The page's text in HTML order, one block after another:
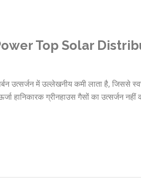
Power Top Solar
उत्सर्जन में उल्लेखनीय कमी लाता है, जिससे
हानिकारक ग्रीनहाउस गैसों का उत्सर्जन नहीं